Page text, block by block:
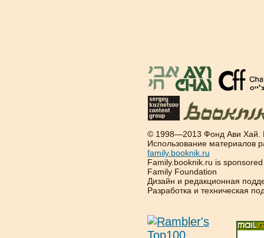
© 1998—2013 Фонд Ави Хай.
Использование материалов
family.booknik.ru
Family.booknik.ru is
Family Foundation
Дизайн и редакционная
Разработка и техническая